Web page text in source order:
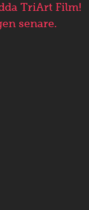
TriArt Film!
senare.